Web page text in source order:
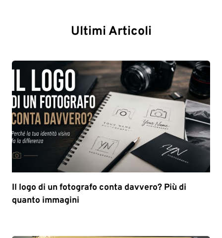
Ultimi Articoli
Il logo di un fotografo conta davvero? Più di
quanto immagini